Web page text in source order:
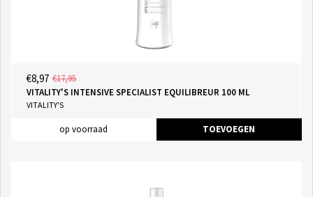
€8,97 €17,95
VITALITY'S INTENSIVE SPECIALIST EQUILIBREUR 100 ML
VITALITY'S
op voorraad TOEVOEGEN